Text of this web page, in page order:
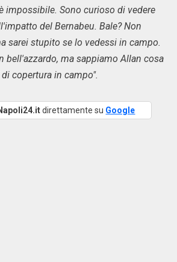
impossibile. Sono curioso di vedere
del Bernabeu. Bale? Non
sarei stupito se lo vedessi in campo.
bell'azzardo, ma sappiamo Allan cosa
copertura in campo".
direttamente su Google